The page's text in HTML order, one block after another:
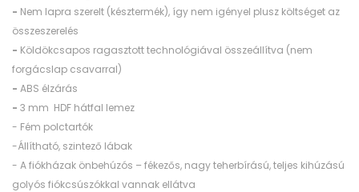
- Nem lapra szerelt (késztermék), így nem igényel plusz költséget az
összeszerelés
- Köldökcsapos ragasztott technológiával összeállítva (nem
forgácslap csavarral)
- ABS élzárás
- 3 mm HDF hátfal lemez
- Fém polctartók
-Állítható, szintező lábak
- A fiókházak önbehúzós – fékezős, nagy teherbírású, teljes kihúzású
golyós fiókcsúszókkal vannak ellátva